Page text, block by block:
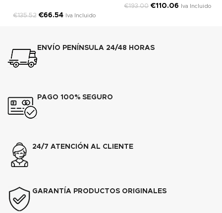
€135.52 €66.54 Iva Incluido
€193.00 €110.06 Iva Incluido
ENVÍO PENÍNSULA 24/48 HORAS
PAGO 100% SEGURO
24/7 ATENCIÓN AL CLIENTE
GARANTÍA PRODUCTOS ORIGINALES